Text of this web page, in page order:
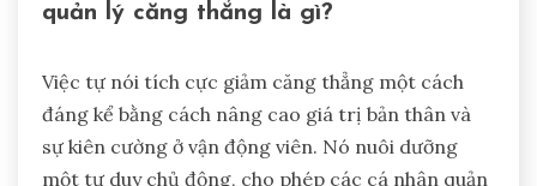
quản lý căng thẳng là gì?
Việc tự nói tích cực giảm căng thẳng một cách
đáng kể bằng cách nâng cao giá trị bản thân và
sự kiên cường ở vận động viên. Nó nuôi dưỡng
một tư duy chủ động, cho phép các cá nhân quản